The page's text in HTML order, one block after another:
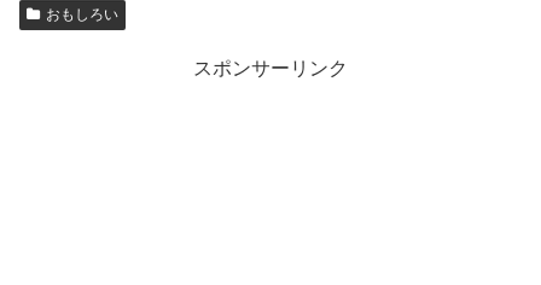
おもしろい
スポンサーリンク